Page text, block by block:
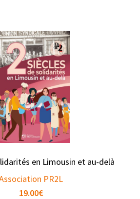
en Limousin et au-delà
PR2L
19.00€